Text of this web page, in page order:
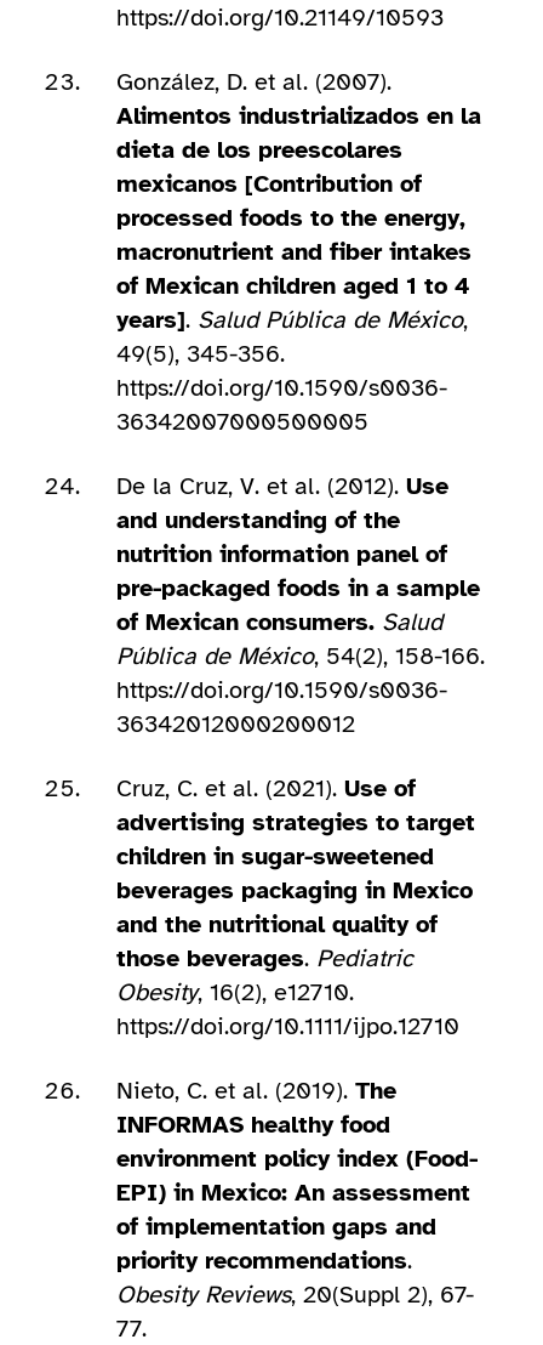
https://doi.org/10.21149/10593
González, D. et al. (2007).
Alimentos industrializados en la
dieta de los preescolares
mexicanos [Contribution of
processed foods to the energy,
macronutrient and fiber intakes
of Mexican children aged 1 to 4
years]. Salud Pública de México,
49(5), 345-356.
https://doi.org/10.1590/s0036-
36342007000500005
De la Cruz, V. et al. (2012). Use
and understanding of the
nutrition information panel of
pre-packaged foods in a sample
of Mexican consumers. Salud
Pública de México, 54(2), 158-166.
https://doi.org/10.1590/s0036-
36342012000200012
Cruz, C. et al. (2021). Use of
advertising strategies to target
children in sugar-sweetened
beverages packaging in Mexico
and the nutritional quality of
those beverages. Pediatric
Obesity, 16(2), e12710.
https://doi.org/10.1111/ijpo.12710
Nieto, C. et al. (2019). The
INFORMAS healthy food
environment policy index (Food-
EPI) in Mexico: An assessment
of implementation gaps and
priority recommendations.
Obesity Reviews, 20(Suppl 2), 67-
77.